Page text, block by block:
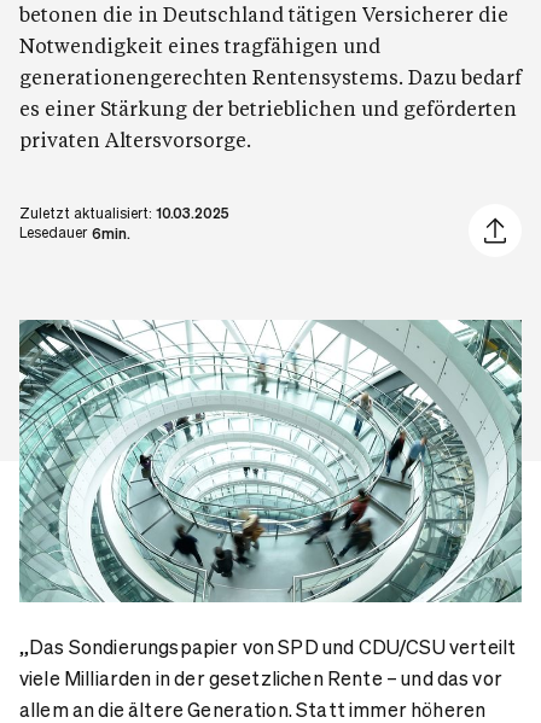
betonen die in Deutschland tätigen Versicherer die
Notwendigkeit eines tragfähigen und
generationengerechten Rentensystems. Dazu bedarf
es einer Stärkung der betrieblichen und geförderten
privaten Altersvorsorge.
Zuletzt aktualisiert: 10.03.2025
Lesedauer 6min.
Artikel
„Das Sondierungspapier von SPD und CDU/CSU verteilt
viele Milliarden in der gesetzlichen Rente – und das vor
allem an die ältere Generation. Statt immer höheren